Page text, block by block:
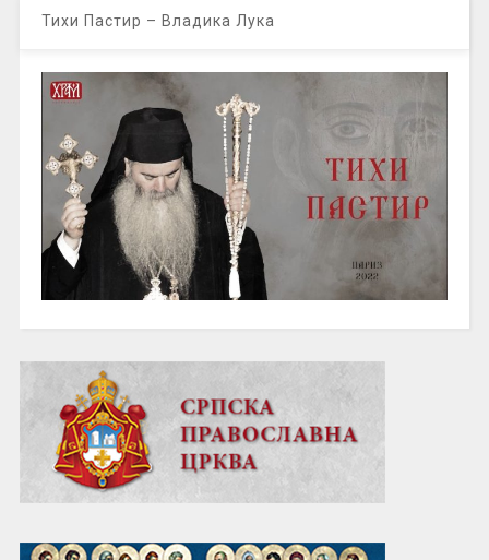
Тихи Пастир – Владика Лука